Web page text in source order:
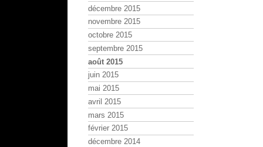
décembre 2015
novembre 2015
octobre 2015
septembre 2015
août 2015
juin 2015
mai 2015
avril 2015
mars 2015
février 2015
décembre 2014